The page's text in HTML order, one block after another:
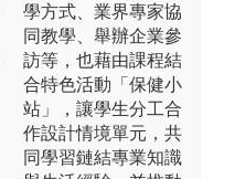
學方式、業界專家協
同教學、舉辦企業參
訪等，也藉由課程結
合特色活動「保健小
站」，讓學生分工合
作設計情境單元，共
同學習鏈結專業知識